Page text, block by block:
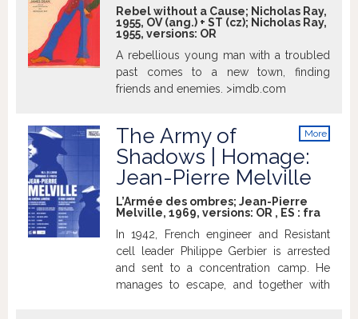
Rebel without a Cause; Nicholas Ray,
1955, OV (ang.) + ST (cz); Nicholas Ray,
1955, versions: OR
A rebellious young man with a troubled
past comes to a new town, finding
friends and enemies. >imdb.com
More
The Army of
Shadows | Homage:
Jean-Pierre Melville
L’Armée des ombres; Jean-Pierre
Melville, 1969, versions: OR , ES : fra
In 1942, French engineer and Resistant
cell leader Philippe Gerbier is arrested
and sent to a concentration camp. He
manages to escape, and together with